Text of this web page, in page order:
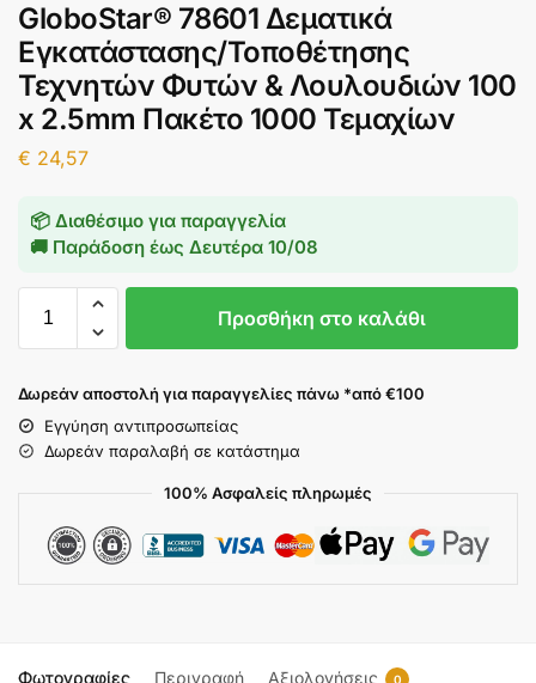
GloboStar® 78601 Δεματικά
Εγκατάστασης/Τοποθέτησης
Τεχνητών Φυτών & Λουλουδιών 100
x 2.5mm Πακέτο 1000 Τεμαχίων
€ 24,57
📦 Διαθέσιμο για παραγγελία
🚚 Παράδοση έως Δευτέρα 10/08
Προσθήκη στο καλάθι
Δωρεάν αποστολή για παραγγελίες πάνω *από €100
Εγγύηση αντιπροσωπείας
Δωρεάν παραλαβή σε κατάστημα
100% Ασφαλείς πληρωμές
Φωτογραφίες Περιγραφή Αξιολογήσεις 0